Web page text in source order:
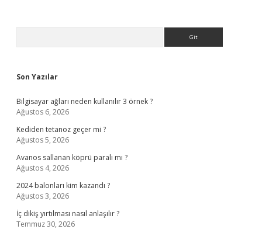
Son Yazılar
Bilgisayar ağları neden kullanılır 3 örnek ?
Ağustos 6, 2026
Kediden tetanoz geçer mi ?
Ağustos 5, 2026
Avanos sallanan köprü paralı mı ?
Ağustos 4, 2026
2024 balonları kim kazandı ?
Ağustos 3, 2026
İç dikiş yırtılması nasıl anlaşılır ?
Temmuz 30, 2026